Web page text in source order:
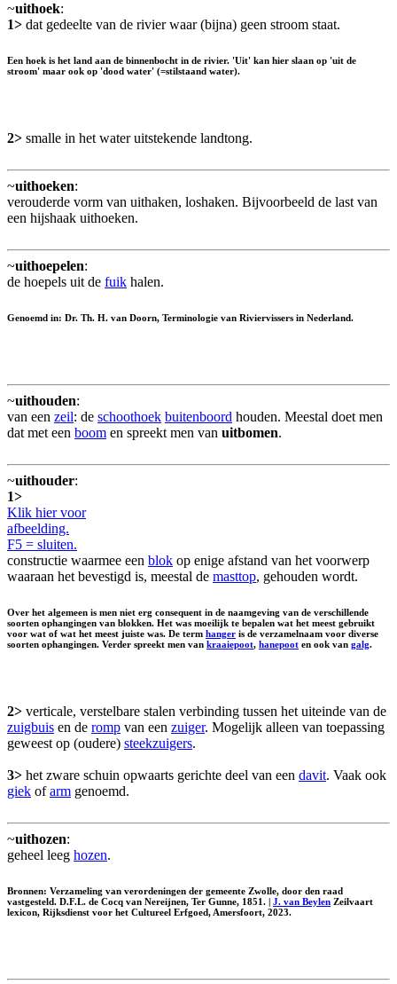
~uithoek:
1> dat gedeelte van de rivier waar (bijna) geen stroom staat.
Een hoek is het land aan de binnenbocht in de rivier. 'Uit' kan hier slaan op 'uit de
stroom' maar ook op 'dood water' (=stilstaand water).
2> smalle in het water uitstekende landtong.
~uithoeken:
verouderde vorm van uithaken, loshaken. Bijvoorbeeld de last van
een hijshaak uithoeken.
~uithoepelen:
de hoepels uit de fuik halen.
Genoemd in: Dr. Th. H. van Doorn, Terminologie van Riviervissers in Nederland.
~uithouden:
van een zeil: de schoothoek buitenboord houden. Meestal doet men
dat met een boom en spreekt men van uitbomen.
~uithouder:
1>
Klik hier voor
afbeelding.
F5 = sluiten.
constructie waarmee een blok op enige afstand van het voorwerp
waaraan het bevestigd is, meestal de masttop, gehouden wordt.
Over het algemeen is men niet erg consequent in de naamgeving van de verschillende
soorten ophangingen van blokken. Het was moeilijk te bepalen wat het meest gebruikt
voor wat of wat het meest juiste was. De term hanger is de verzamelnaam voor diverse
soorten ophangingen. Verder spreekt men van kraaiepoot, hanepoot en ook van galg.
2> verticale, verstelbare stalen verbinding tussen het uiteinde van de
zuigbuis en de romp van een zuiger. Mogelijk alleen van toepassing
geweest op (oudere) steekzuigers.
3> het zware schuin opwaarts gerichte deel van een davit. Vaak ook
giek ofarm genoemd.
~uithozen:
geheel leeg hozen.
Bronnen: Verzameling van verordeningen der gemeente Zwolle, door den raad
vastgesteld. D.F.L. de Cocq van Nereijnen, Ter Gunne, 1851. | J. van Beylen Zeilvaart
lexicon, Rijksdienst voor het Cultureel Erfgoed, Amersfoort, 2023.